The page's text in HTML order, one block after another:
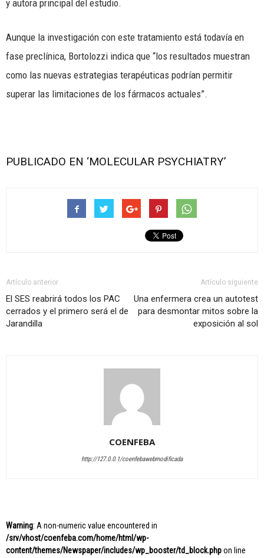
y autora principal del estudio.
Aunque la investigación con este tratamiento está todavía en
fase preclínica, Bortolozzi indica que “los resultados muestran
como las nuevas estrategias terapéuticas podrían permitir
superar las limitaciones de los fármacos actuales”.
PUBLICADO EN ‘MOLECULAR PSYCHIATRY’
Artículo anterior
El SES reabrirá todos los PAC
cerrados y el primero será el de
Jarandilla
Artículo siguiente
Una enfermera crea un autotest
para desmontar mitos sobre la
exposición al sol
COENFEBA
http://127.0.0.1/coenfebawebmodificada
Warning: A non-numeric value encountered in
/srv/vhost/coenfeba.com/home/html/wp-
content/themes/Newspaper/includes/wp_booster/td_block.phpon line